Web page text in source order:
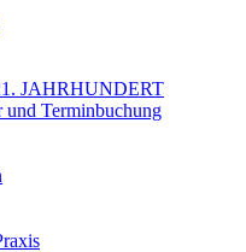
JAHRHUNDERT
Terminbuchung